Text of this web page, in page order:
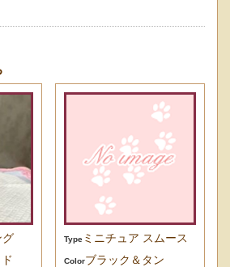
グ Typeミニチュア スムース
Colorブラック＆タン